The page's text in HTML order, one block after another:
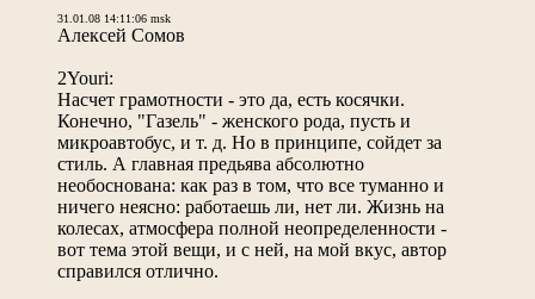
31.01.08 14:11:06 msk
Алексей Сомов
2Youri:
Насчет грамотности - это да, есть косячки.
Конечно, "Газель" - женского рода, пусть и
микроавтобус, и т. д. Но в принципе, сойдет за
стиль. А главная предьява абсолютно
необоснована: как раз в том, что все туманно и
ничего неясно: работаешь ли, нет ли. Жизнь на
колесах, атмосфера полной неопределенности -
вот тема этой вещи, и с ней, на мой вкус, автор
справился отлично.